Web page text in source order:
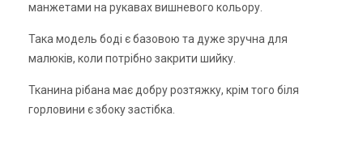
манжетами на рукавах вишневого кольору.
Така модель боді є базовою та дуже зручна для
малюків, коли потрібно закрити шийку.
Тканина рібана має добру розтяжку, крім того біля
горловини є збоку застібка.